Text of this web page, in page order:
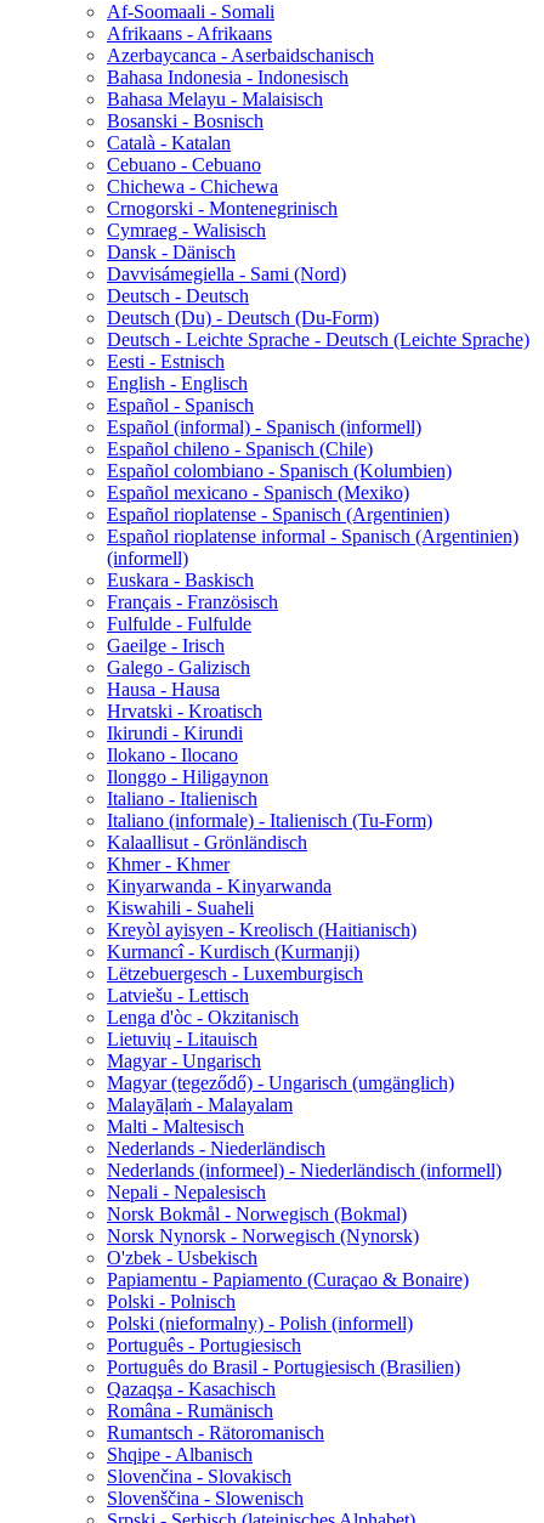
Af-Soomaali - Somali
Afrikaans - Afrikaans
Azerbaycanca - Aserbaidschanisch
Bahasa Indonesia - Indonesisch
Bahasa Melayu - Malaisisch
Bosanski - Bosnisch
Català - Katalan
Cebuano - Cebuano
Chichewa - Chichewa
Crnogorski - Montenegrinisch
Cymraeg - Walisisch
Dansk - Dänisch
Davvisámegiella - Sami (Nord)
Deutsch - Deutsch
Deutsch (Du) - Deutsch (Du-Form)
Deutsch - Leichte Sprache - Deutsch (Leichte Sprache)
Eesti - Estnisch
English - Englisch
Español - Spanisch
Español (informal) - Spanisch (informell)
Español chileno - Spanisch (Chile)
Español colombiano - Spanisch (Kolumbien)
Español mexicano - Spanisch (Mexiko)
Español rioplatense - Spanisch (Argentinien)
Español rioplatense informal - Spanisch (Argentinien)
(informell)
Euskara - Baskisch
Français - Französisch
Fulfulde - Fulfulde
Gaeilge - Irisch
Galego - Galizisch
Hausa - Hausa
Hrvatski - Kroatisch
Ikirundi - Kirundi
Ilokano - Ilocano
Ilonggo - Hiligaynon
Italiano - Italienisch
Italiano (informale) - Italienisch (Tu-Form)
Kalaallisut - Grönländisch
Khmer - Khmer
Kinyarwanda - Kinyarwanda
Kiswahili - Suaheli
Kreyòl ayisyen - Kreolisch (Haitianisch)
Kurmancî - Kurdisch (Kurmanji)
Lëtzebuergesch - Luxemburgisch
Latviešu - Lettisch
Lenga d'òc - Okzitanisch
Lietuvių - Litauisch
Magyar - Ungarisch
Magyar (tegeződő) - Ungarisch (umgänglich)
Malayāḷaṁ - Malayalam
Malti - Maltesisch
Nederlands - Niederländisch
Nederlands (informeel) - Niederländisch (informell)
Nepali - Nepalesisch
Norsk Bokmål - Norwegisch (Bokmal)
Norsk Nynorsk - Norwegisch (Nynorsk)
O'zbek - Usbekisch
Papiamentu - Papiamento (Curaçao & Bonaire)
Polski - Polnisch
Polski (nieformalny) - Polish (informell)
Português - Portugiesisch
Português do Brasil - Portugiesisch (Brasilien)
Qazaqşa - Kasachisch
Româna - Rumänisch
Rumantsch - Rätoromanisch
Shqipe - Albanisch
Slovenčina - Slovakisch
Slovenščina - Slowenisch